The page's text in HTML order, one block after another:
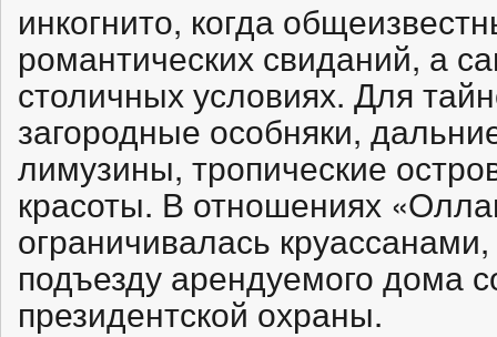
инкогнито, когда
романтических свиданий, а
столичных условиях. Для
загородные особняки,
лимузины, тропические
красоты. В отношениях
ограничивалась
подъезду арендуемого дома
президентской охраны.